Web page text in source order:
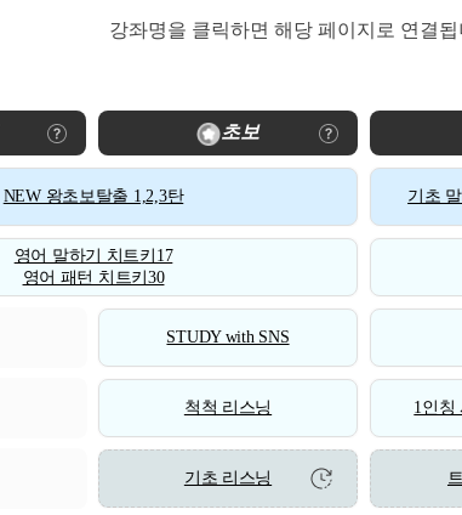
강좌명을 클릭하면 해당 페이지로 연결됩
초보
NEW 왕초보탈출 1,2,3탄 기초
영어 말하기 치트키17
영어 패턴 치트키30
STUDY with SNS
척척 리스닝 1인칭
기초 리스닝